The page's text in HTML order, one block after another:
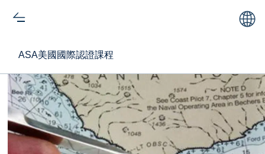
ASA美國國際認證課程